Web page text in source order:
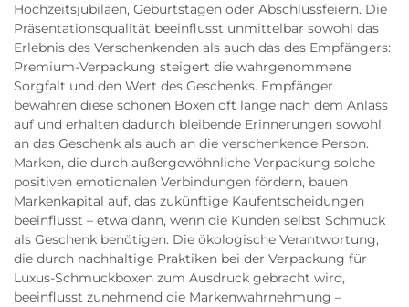
Hochzeitsjubiläen, Geburtstagen oder Abschlussfeiern. Die
Präsentationsqualität beeinflusst unmittelbar sowohl das
Erlebnis des Verschenkenden als auch das des Empfängers:
Premium-Verpackung steigert die wahrgenommene
Sorgfalt und den Wert des Geschenks. Empfänger
bewahren diese schönen Boxen oft lange nach dem Anlass
auf und erhalten dadurch bleibende Erinnerungen sowohl
an das Geschenk als auch an die verschenkende Person.
Marken, die durch außergewöhnliche Verpackung solche
positiven emotionalen Verbindungen fördern, bauen
Markenkapital auf, das zukünftige Kaufentscheidungen
beeinflusst – etwa dann, wenn die Kunden selbst Schmuck
als Geschenk benötigen. Die ökologische Verantwortung,
die durch nachhaltige Praktiken bei der Verpackung für
Luxus-Schmuckboxen zum Ausdruck gebracht wird,
beeinflusst zunehmend die Markenwahrnehmung –